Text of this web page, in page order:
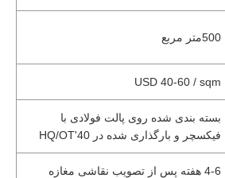
500متر مربع
USD 40-60 / sqm
بسته بندی شده روی پالت فولادی با
فیکسچر و بارگذاری شده در 40'HQ/OT
4-6 هفته پس از تصویب نقاشی مغازه